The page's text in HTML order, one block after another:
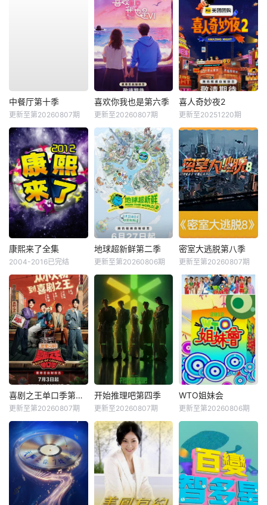
中餐厅第十季
更新至第20260807期
喜欢你我也是第六季
更新至20260807期
喜人奇妙夜2
更新至20251220期
康熙来了全集
2004-2016已完结
地球超新鲜第二季
更新至第20260806期
密室大逃脱第八季
更新至第20260807期
喜剧之王单口季第三季
更新至第20260807期
开始推理吧第四季
更新至20260807期
WTO姐妹会
更新至第20260806期